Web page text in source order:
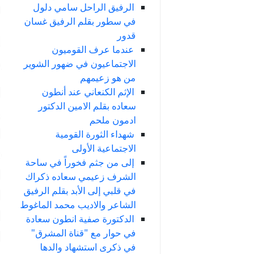
الرفيق الراحل سامي دلول
في سطور بقلم الرفيق غسان
قدور
عندما عرف القوميون
الاجتماعيون في ضهور الشوير
من هو زعيمهم
الإثم الكنعاني عند أنطون
سعاده بقلم الامين الدكتور
ادمون ملحم
شهداء الثورة القومية
الاجتماعية الأولى
إلى من جثم فخوراً في ساحة
الشرف زعيمي سعاده ذكراك
في قلبي إلى الأبد بقلم الرفيق
الشاعر والاديب محمد الماغوط
الدكتورة صفية انطون سعادة
في حوار مع "قناة المشرق"
في ذكرى استشهاد والدها